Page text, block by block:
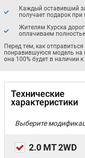
Каждый оставивший
получает подарок при
Жителям Курска
оплачиваем
Перед тем, как
понравившуюся модель на
она 100% будет в наличии
Технические
характеристики
Выберите
2.0 MT 2WD